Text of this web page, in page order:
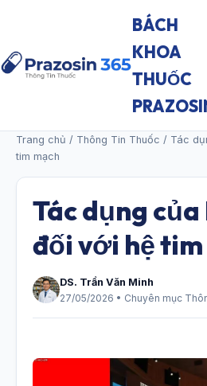
BÁCH
KHOA
THUỐC
Trang chủ / Thông Tin Thuốc / Tác
tim mạch
Tác dụng
đối với hệ tim
DS. Trần Văn Minh
27/05/2026 • Chuyên mục